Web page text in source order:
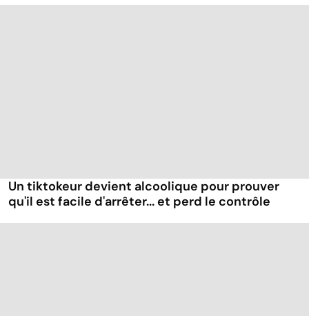
Un tiktokeur devient alcoolique pour prouver
qu'il est facile d'arrêter... et perd le contrôle